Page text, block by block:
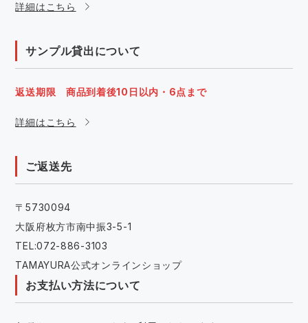
詳細はこちら
サンプル貸出について
返送期限 商品到着後10日以内・6点まで
詳細はこちら
ご返送先
〒5730094
大阪府枚方市南中振3-5-1
TEL:072-886-3103
TAMAYURA公式オンラインショップ
お支払い方法について